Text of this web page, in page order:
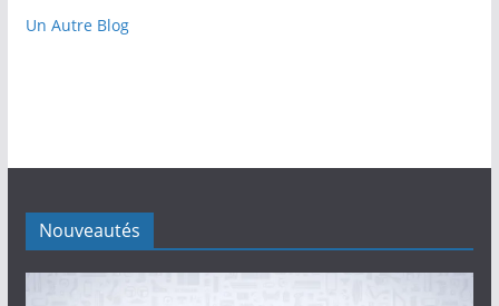
Un Autre Blog
Nouveautés